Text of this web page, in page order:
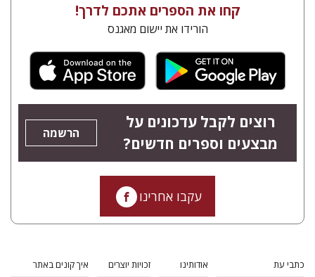
קחו את הספרים אתכם לדרך!
הורידו את יישום מאגנס
רוצים לקבל עדכונים על
מבצעים וספרים חדשים?
הרשמה
עקבו אחרינו
כתבי עת
אודותינו
זכויות יוצרים
איך קונים באתר